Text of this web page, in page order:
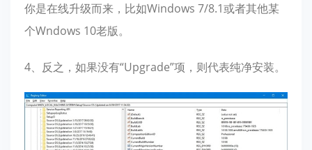
你是在线升级而来，比如Windows 7/8.1或者其他某
个Wndows 10老版。
4、反之，如果没有“Upgrade”项，则代表纯净安装。